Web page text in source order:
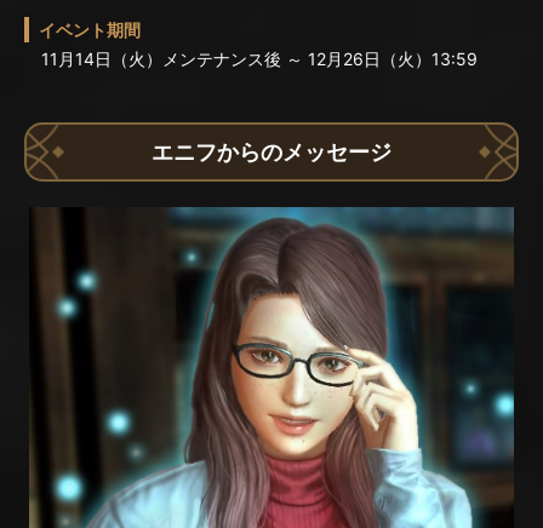
イベント期間
11月14日（火）メンテナンス後 ～ 12月26日（火）13:59
エニフからのメッセージ